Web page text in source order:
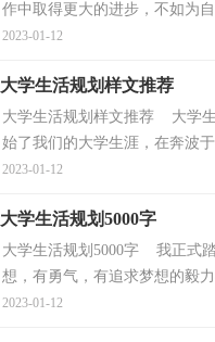
作中取得更大的进步，不如为
2023-01-12
大学生活规划样文推荐
大学生活规划样文推荐 大学
始了我们的大学生涯，在奔波
2023-01-12
大学生活规划5000字
大学生活规划5000字 我正式
想，有勇气，有追求梦想的毅
2023-01-12